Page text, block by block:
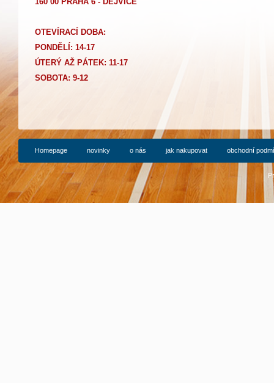
OTEVÍRACÍ DOBA:
PONDĚLÍ: 14-17
ÚTERÝ AŽ PÁTEK: 11-17
SOBOTA: 9-12
Homepage novinky o nás jak nakupovat obchodní